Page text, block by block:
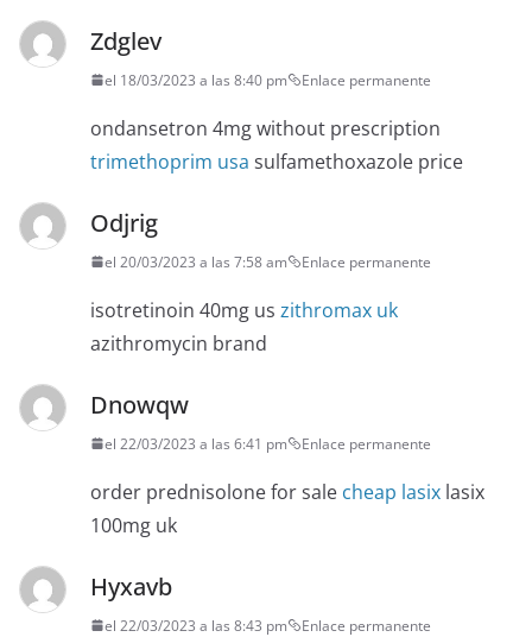
Zdglev
el 18/03/2023 a las 8:40 pm Enlace permanente
ondansetron 4mg without prescription
trimethoprim usa sulfamethoxazole price
Odjrig
el 20/03/2023 a las 7:58 am Enlace permanente
isotretinoin 40mg us zithromax uk
azithromycin brand
Dnowqw
el 22/03/2023 a las 6:41 pm Enlace permanente
order prednisolone for sale cheap lasix lasix
100mg uk
Hyxavb
el 22/03/2023 a las 8:43 pm Enlace permanente